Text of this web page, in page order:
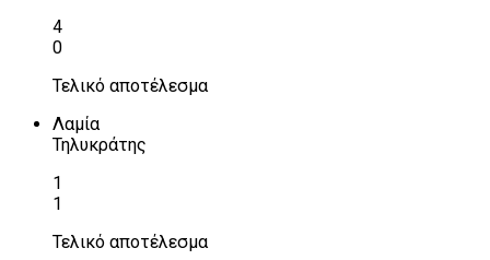
4
0
Τελικό αποτέλεσμα
Λαμία
Τηλυκράτης
1
1
Τελικό αποτέλεσμα